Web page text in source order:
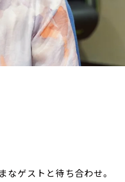
ゲストと待ち合わせ。